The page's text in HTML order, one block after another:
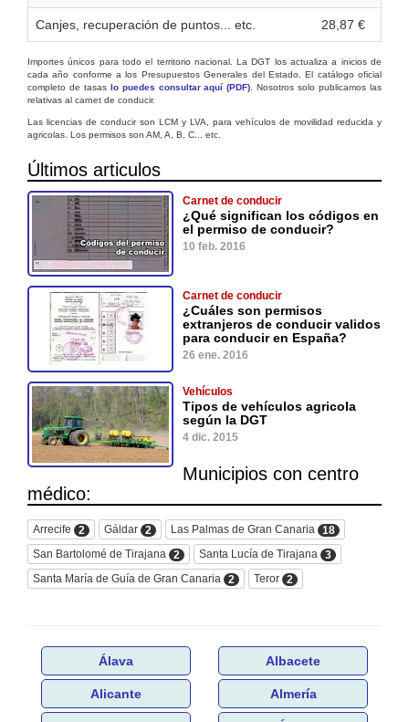
Canjes, recuperación de puntos... etc. 28,87 €
Importes únicos para todo el territorio nacional. La DGT los actualiza a inicios de
cada año conforme a los Presupuestos Generales del Estado. El catálogo oficial
completo de tasas lo puedes consultar aquí (PDF) . Nosotros solo publicamos las
relativas al carnet de conducir.
Las licencias de conducir son LCM y LVA, para vehículos de movilidad reducida y
agricolas. Los permisos son AM, A, B, C... etc.
Últimos articulos
Carnet de conducir
¿Qué significan los códigos en
el permiso de conducir?
10 feb. 2016
Carnet de conducir
¿Cuáles son permisos
extranjeros de conducir validos
para conducir en España?
26 ene. 2016
Vehículos
Tipos de vehículos agricola
según la DGT
4 dic. 2015
Municipios con centro
médico:
Arrecife 2 Gáldar 2 Las Palmas de Gran Canaria
18
San Bartolomé de Tirajana
2 Santa Lucía de Tirajana
3
Santa María de Guía de Gran Canaria
2 Teror 2
Álava Albacete
Alicante Almería